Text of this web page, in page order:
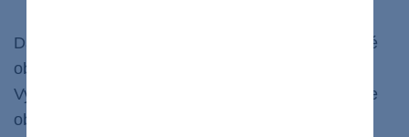
Dá sa v nich zistiť hladina látok, ktoré sú filtrované
obličkami, ako je dusík, močovina a kreatinín.
Vysoká hladina týchto látok v krvi vám napovie, že
obličky si nerobia robotu tak ako majú.